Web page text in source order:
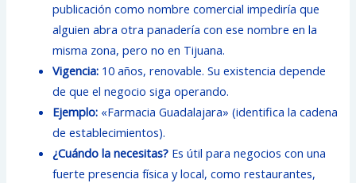
publicación como nombre comercial impediría que
alguien abra otra panadería con ese nombre en la
misma zona, pero no en Tijuana.
Vigencia: 10 años, renovable. Su existencia depende
de que el negocio siga operando.
Ejemplo: «Farmacia Guadalajara» (identifica la cadena
de establecimientos).
¿Cuándo la necesitas? Es útil para negocios con una
fuerte presencia física y local, como restaurantes,